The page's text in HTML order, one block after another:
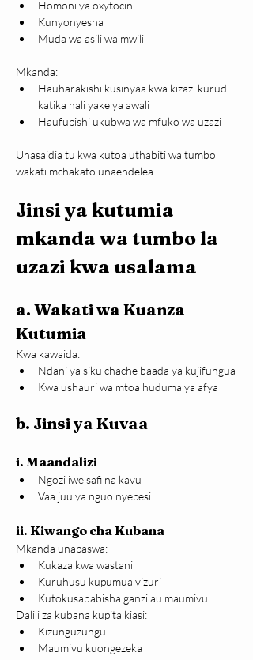
Homoni ya oxytocin
Kunyonyesha
Muda wa asili wa mwili
Mkanda:
Hauharakishi kusinyaa kwa kizazi kurudi
katika hali yake ya awali
Haufupishi ukubwa wa mfuko wa uzazi
Unasaidia tu kwa kutoa uthabiti wa tumbo
wakati mchakato unaendelea.
Jinsi ya kutumia
mkanda wa tumbo la
uzazi kwa usalama
a. Wakati wa Kuanza
Kutumia
Kwa kawaida:
Ndani ya siku chache baada ya kujifungua
Kwa ushauri wa mtoa huduma ya afya
b. Jinsi ya Kuvaa
i. Maandalizi
Ngozi iwe safi na kavu
Vaa juu ya nguo nyepesi
ii. Kiwango cha Kubana
Mkanda unapaswa:
Kukaza kwa wastani
Kuruhusu kupumua vizuri
Kutokusababisha ganzi au maumivu
Dalili za kubana kupita kiasi:
Kizunguzungu
Maumivu kuongezeka